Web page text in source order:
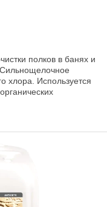
полков в банях и
хлора. Используется